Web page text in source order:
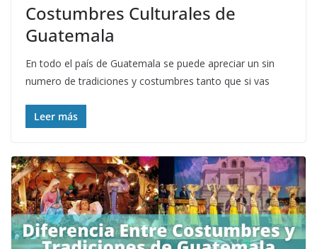
Costumbres Culturales de
Guatemala
En todo el país de Guatemala se puede apreciar un sin
numero de tradiciones y costumbres tanto que si vas
Leer más